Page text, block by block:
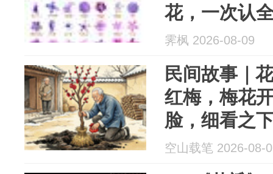
花，一次认
霁枫 2026-08-09
民间故事｜
红梅，梅花
脸，细看之
貌
空山载笔 2026-08-